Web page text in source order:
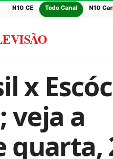
N10 CE Todo Canal N10
x
veja a
quarta,